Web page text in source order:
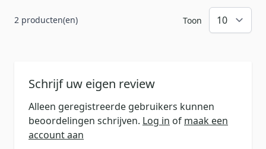
2 producten(en) Toon
Schrijf uw eigen review
Alleen geregistreerde gebruikers kunnen
beoordelingen schrijven. Log in of maak een
account aan